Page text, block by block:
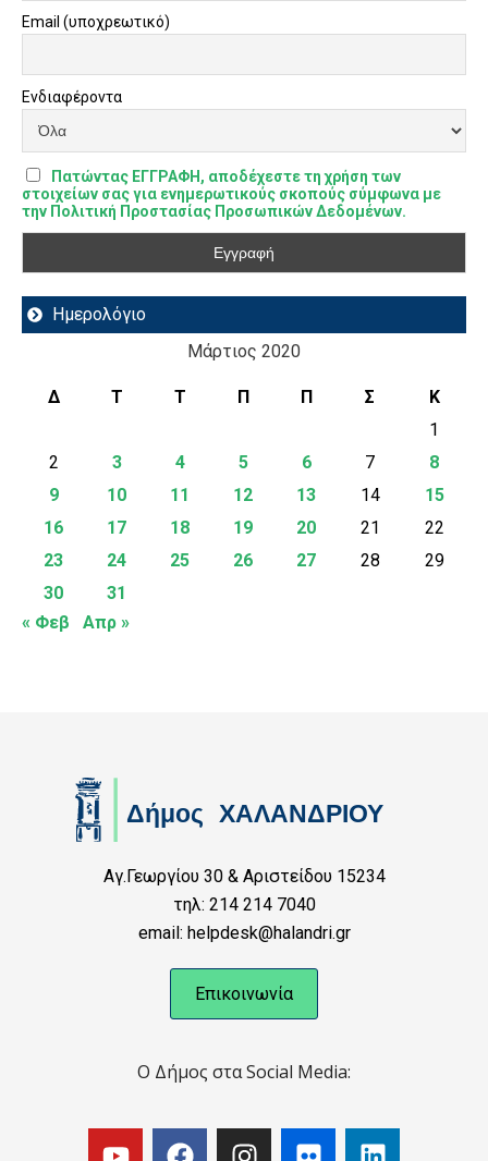
Email (υποχρεωτικό)
Ενδιαφέροντα
Πατώντας ΕΓΓΡΑΦΗ, αποδέχεστε τη χρήση των
στοιχείων σας για ενημερωτικούς σκοπούς σύμφωνα με
την Πολιτική Προστασίας Προσωπικών Δεδομένων.
Ημερολόγιο
Μάρτιος 2020
Δ Τ Τ Π Π Σ
Κ
1
2
3 4 5 6 7
8
9
10 11 12 13 14
15
16
17 18 19 20 21
22
23
24 25 26 27 28
29
30
31
« Φεβ
Απρ »
Αγ.Γεωργίου 30 & Αριστείδου 15234
τηλ: 214 214 7040
email: helpdesk@halandri.gr
Επικοινωνία
Ο Δήμος στα Social Media: